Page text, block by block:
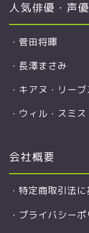
人気俳優・声優
・ 菅田将暉
・ 長澤まさみ
・ キアヌ・リーブ
・ ウィル・スミス
会社概要
・ 特定商取引法
・ プライバシーポ